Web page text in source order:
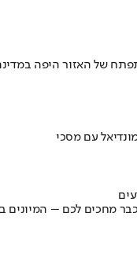
מחכים לכם – המיונים